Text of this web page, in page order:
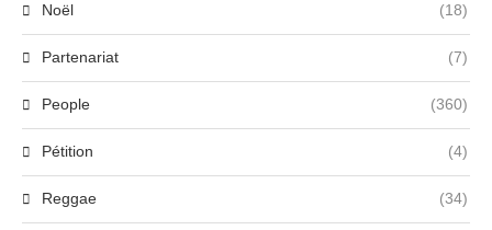
Noël (18)
Partenariat (7)
People (360)
Pétition (4)
Reggae (34)